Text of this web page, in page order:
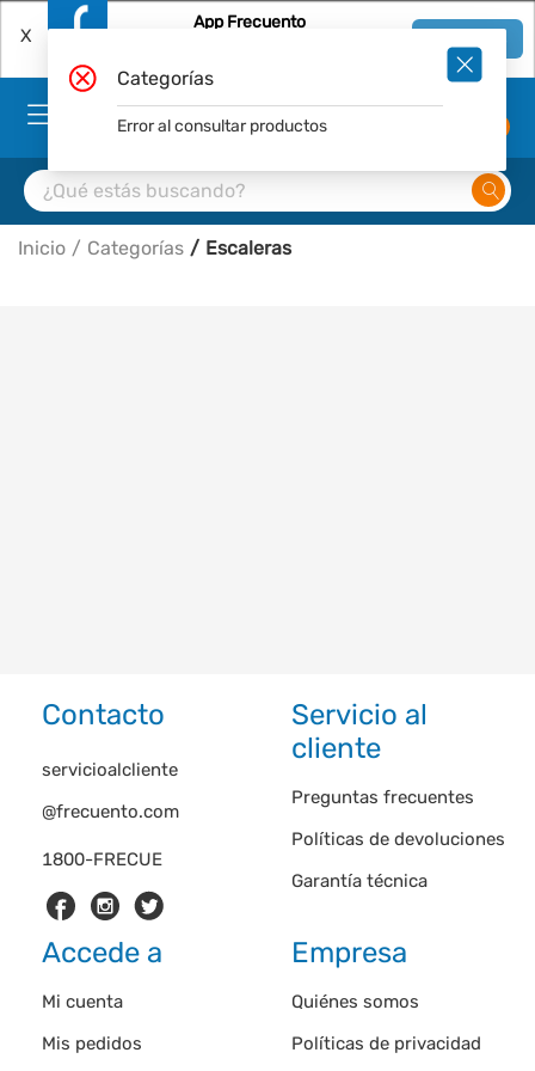
X
App Frecuento
Inicio Categorías Escaleras
Contacto
1800-FRECUE
servicioalcliente
@frecuento.com
Servicio al
cliente
Preguntas frecuentes
Políticas de devoluciones
Garantía técnica
Accede a
Mi cuenta
Mis pedidos
Empresa
Quiénes somos
Políticas de privacidad
Categorías
Error al consultar productos